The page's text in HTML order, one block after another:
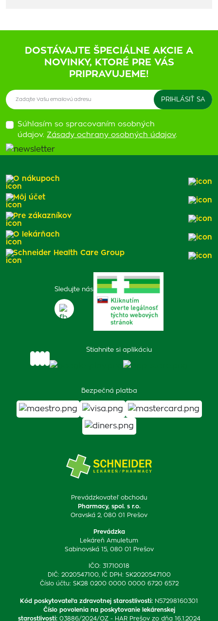
DOSTÁVAJTE ŠPECIÁLNE AKCIE A
NOVINKY, KTORÉ PRE VÁS
PRIPRAVUJEME!
Súhlasím so spracovaním osobných
údajov. Zásady ochrany osobných údajov.
Prevádzkovateľ obchodu
Pharmacy, spol. s r.o.
Oravská 2, 080 01 Prešov
Prevádzka
Lekáreň Amuletum
Sabinovská 15, 080 01 Prešov
IČO: 31710018
DIČ: 2020547100, IČ DPH: SK2020547100
Číslo účtu: SK28 0200 0000 0000 6720 6572
Kód poskytovateľa zdravotnej starostlivosti: N57298160301
Číslo povolenia na poskytovanie lekárenskej
starostlivosti: 03886/2024/OZ - HAR Prešov zo dňa 16.1.2024
Sledujte nás
Stiahnite si aplikáciu
Bezpečná platba
O nákupoch
Môj účet
Pre zákazníkov
O lekárňach
Schneider Health Care Group